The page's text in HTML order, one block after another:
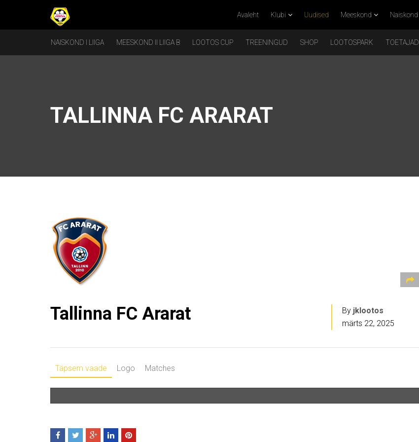
Avaleht Klubi Uudised Meeskond Naiskond
NAISKOND I LIIGA MEESKOND II LIIGA B LOOTOS CUP TREENINGUD SHOP LOOTOSPARK TOETAJAD
TALLINNA FC ARARAT
Tallinna FC Ararat By jklootos
märts 22, 2025
Täpsem vaade Logo Matches